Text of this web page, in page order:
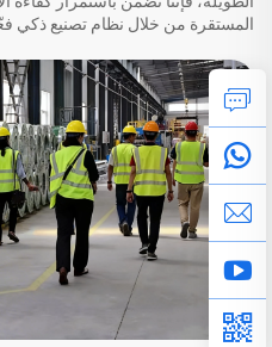
المستقرة من خلال نظام تصنيع ذكي